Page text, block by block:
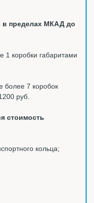
в пределах МКАД до
1 коробки габаритами
более 7 коробок
руб.
стоимость
кольца;